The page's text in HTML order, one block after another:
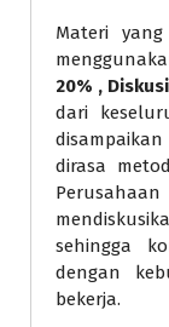
Materi
20% ,
dari
dirasa
sehingga
dengan
bekerja.